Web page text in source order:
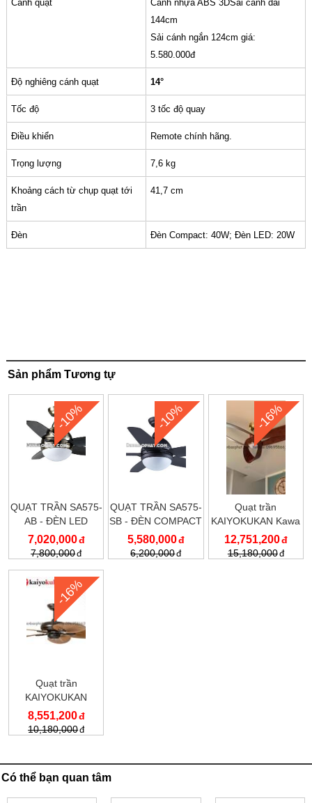
Cánh quạt
Cánh nhựa ABS 3DSải cánh dài
144cm
Sải cánh ngắn 124cm giá:
5.580.000đ
Độ nghiêng cánh quạt 14°
Tốc độ 3 tốc độ quay
Điều khiển Remote chính hãng.
Trọng lượng 7,6 kg
Khoảng cách từ chụp quạt tới
trần
41,7 cm
Đèn Đèn Compact: 40W; Đèn LED: 20W
Sản phẩm Tương tự
-10%
QUẠT TRẦN SA575-
AB - ĐÈN LED
7,020,000
7,800,000
-10%
QUẠT TRẦN SA575-
SB - ĐÈN COMPACT
5,580,000
6,200,000
-16%
Quạt trần
KAIYOKUKAN Kawa
020
12,751,200
15,180,000
-16%
Quạt trần
KAIYOKUKAN
KOCHI 168
8,551,200
10,180,000
Có thể bạn quan tâm